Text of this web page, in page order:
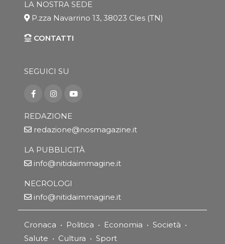
LA NOSTRA SEDE
P.zza Navarrino 13, 38023 Cles (TN)
CONTATTI
SEGUICI SU
REDAZIONE
redazione@nosmagazine.it
LA PUBBLICITÀ
info@nitidaimmagine.it
NECROLOGI
info@nitidaimmagine.it
Cronaca • Politica • Economia • Società •
Salute • Cultura • Sport